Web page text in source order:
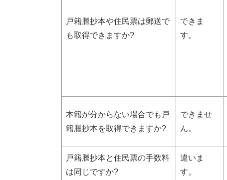
戸籍謄抄本や住民票は郵送で
も取得できますか?
できま
す。
本籍が分からない場合でも戸
籍謄抄本を取得できますか?
できませ
ん。
戸籍謄抄本と住民票の手数料
は同じですか?
違いま
す。